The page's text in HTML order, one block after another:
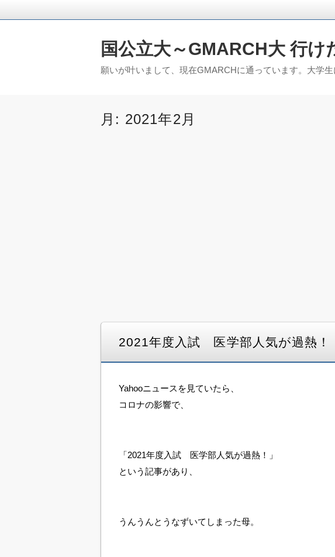
国公立大～GMARCH大 行
願いが叶いまして、現在GMARCHに通っています。大学
月: 2021年2月
2021年度入試 医学部人気が過熱！
Yahooニュースを見ていたら、
コロナの影響で、
「2021年度入試 医学部人気が過熱！」
という記事があり、
うんうんとうなずいてしまった母。